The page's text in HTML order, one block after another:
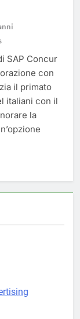
SAP Concur
con
il primato
italiani con il
la